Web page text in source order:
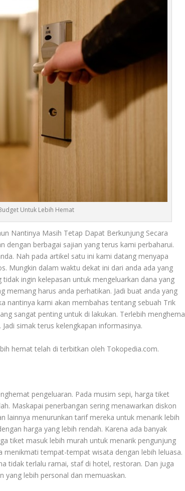
Untuk Lebih Hemat
Nantinya Masih Tetap Dapat Berkunjung Secara
dengan berbagai sajian yang terus kami perbaharui.
Nah pada artikel satu ini kami datang menyapa
Mungkin dalam waktu dekat ini dari anda ada yang
ingin kelepasan untuk mengeluarkan dana yang
memang harus anda perhatikan. Jadi buat anda yang
nantinya kami akan membahas tentang sebuah Trik
sangat penting untuk di lakukan. Terlebih
simak terus kelengkapan informasinya.
hemat telah di terbitkan oleh Tokopedia.com.
pengeluaran. Pada musim sepi, harga tiket
Maskapai penerbangan sering menawarkan diskon
lainnya menurunkan tarif mereka untuk menarik lebih
harga yang lebih rendah. Karena ada banyak
tiket masuk lebih murah untuk menarik pengunjung
menikmati tempat-tempat wisata dengan lebih leluasa.
tidak terlalu ramai, staf di hotel, restoran. Dan juga
yang lebih personal dan memuaskan.